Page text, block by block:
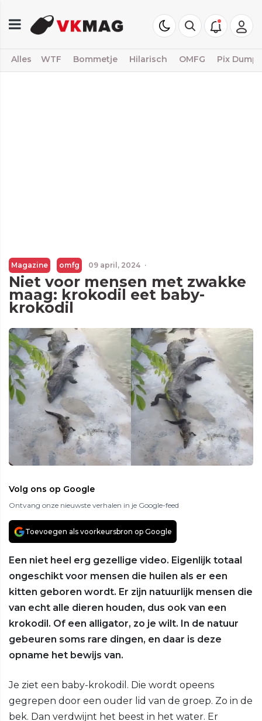
Alles WTF Bommetje Hilarisch OMFG Pix Dump
Magazine omfg 09 april, 2024 ·
Niet voor mensen met zwakke
maag: krokodil eet baby-
krokodil
Volg ons op Google
Ontvang onze nieuwste verhalen in je Google-feed
Toevoegen als voorkeursbron op Google
Een niet heel erg gezellige video. Eigenlijk totaal
ongeschikt voor mensen die huilen als er een
kitten geboren wordt. Er zijn natuurlijk mensen die
van echt alle dieren houden, dus ook van een
krokodil. Of een alligator, zo je wilt. In de natuur
gebeuren soms rare dingen, en daar is deze
opname het bewijs van.
Je ziet een baby-krokodil. Die wordt opeens
gegrepen door een ouder lid van de groep. Zo in de
bek. Dan verdwijnt het beest in het water. Er